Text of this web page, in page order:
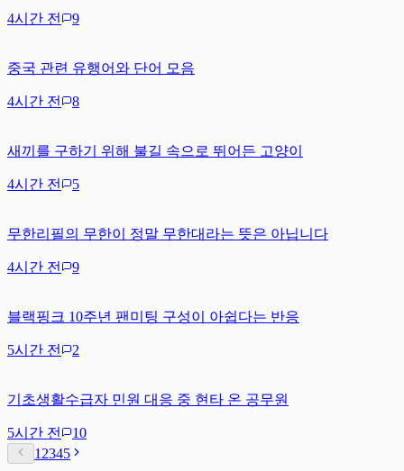
4시간 전 9
중국 관련 유행어와 단어 모음
4시간 전 8
새끼를 구하기 위해 불길 속으로 뛰어든 고양이
4시간 전 5
무한리필의 무한이 정말 무한대라는 뜻은 아닙니다
4시간 전 9
블랙핑크 10주년 팬미팅 구성이 아쉽다는 반응
5시간 전 2
기초생활수급자 민원 대응 중 현타 온 공무원
5시간 전
10
1 2345